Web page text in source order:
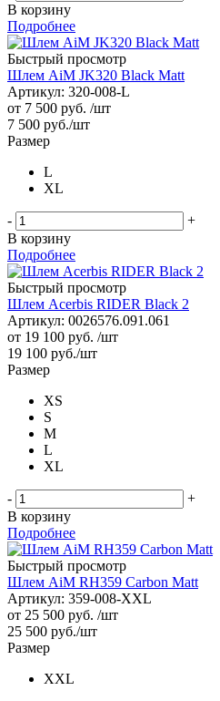
В корзину
Подробнее
Быстрый просмотр
Шлем AiM JK320 Black Matt
Артикул: 320-008-L
от 7 500 руб. /шт
7 500 руб./шт
Размер
L
XL
-
+
В корзину
Подробнее
Быстрый просмотр
Шлем Acerbis RIDER Black 2
Артикул: 0026576.091.061
от 19 100 руб. /шт
19 100 руб./шт
Размер
XS
S
M
L
XL
-
+
В корзину
Подробнее
Быстрый просмотр
Шлем AiM RH359 Carbon Matt
Артикул: 359-008-XXL
от 25 500 руб. /шт
25 500 руб./шт
Размер
XXL